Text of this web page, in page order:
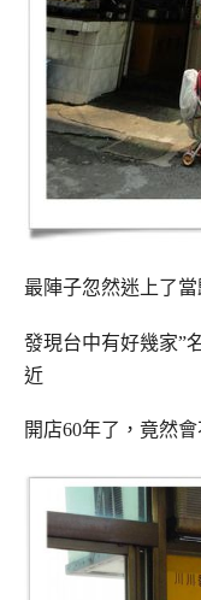
最陣子忽然迷上了
發現台中有好幾家”
近
開店60年了，竟然